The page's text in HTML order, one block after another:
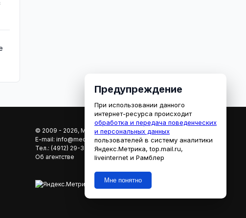
© 2009 - 2026, МЕДИАРЯЗАНЬ
E-mail: info@mediaryazan.ru,reklama@mediaryazan.ru
Тел.: (4912) 29-33-66
Об агентстве
Предупреждение
При использовании данного
интернет-ресурса происходит
обработка и передача поведенческих
и персональных данных
пользователей в систему аналитики
Яндекс.Метрика, top.mail.ru,
liveinternet и Рамблер
Мне понятно